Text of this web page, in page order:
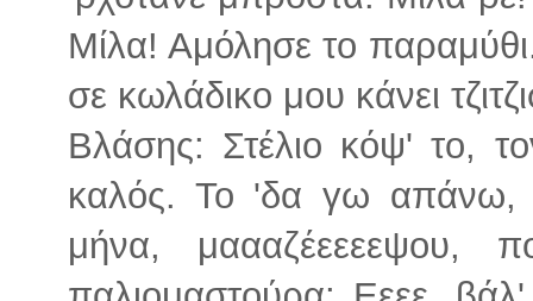
Μίλα! Αμόλησε το
σε κωλάδικο μου κάνει
Βλάσης: Στέλιο κόψ' το,
καλός. Το 'δα γω απάνω,
μήνα, μαααζέεεεεψου,